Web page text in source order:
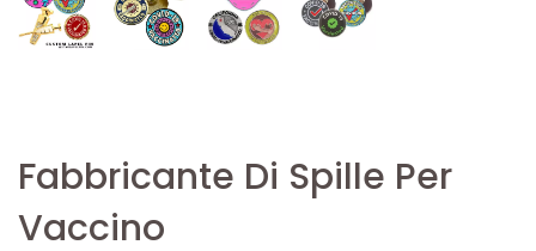
Fabbricante Di Spille Per
Vaccino